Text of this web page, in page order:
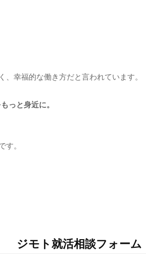
幸福的な働き方だと言われています。
っと身近に。
す。
ジモト就活相談フォーム